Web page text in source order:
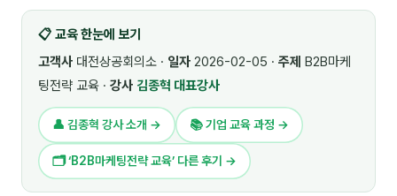
4
🏭 산업 특화
🎬 영상 · 콘텐츠
📊 프레젠테이션 · 기획
📋 교육 한눈에 보기
고객사 대전상공회의소 · 일자 2026-02-05 · 주제 B2B마케
팅전략 교육 · 강사 김종혁 대표강사
👤 김종혁 강사 소개 → 📚 기업 교육 과정 →
🗂 ‘B2B마케팅전략 교육’ 다른 후기 →